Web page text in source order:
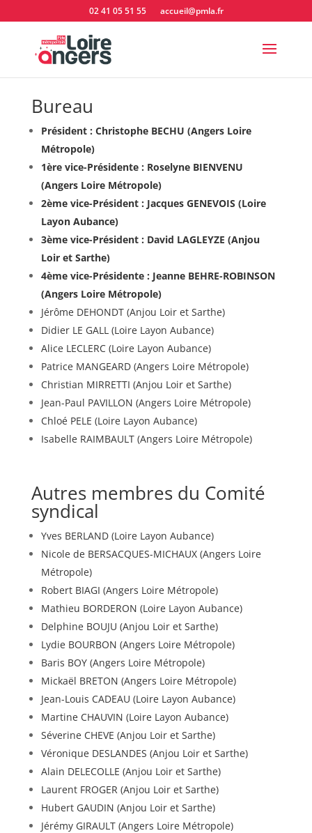
02 41 05 51 55 accueil@pmla.fr
Bureau
Président : Christophe BECHU (Angers Loire
Métropole)
1ère vice-Présidente : Roselyne BIENVENU
(Angers Loire Métropole)
2ème vice-Président : Jacques GENEVOIS (Loire
Layon Aubance)
3ème vice-Président : David LAGLEYZE (Anjou
Loir et Sarthe)
4ème vice-Présidente : Jeanne BEHRE-ROBINSON
(Angers Loire Métropole)
Jérôme DEHONDT (Anjou Loir et Sarthe)
Didier LE GALL (Loire Layon Aubance)
Alice LECLERC (Loire Layon Aubance)
Patrice MANGEARD (Angers Loire Métropole)
Christian MIRRETTI (Anjou Loir et Sarthe)
Jean-Paul PAVILLON (Angers Loire Métropole)
Chloé PELE (Loire Layon Aubance)
Isabelle RAIMBAULT (Angers Loire Métropole)
Autres membres du Comité
syndical
Yves BERLAND (Loire Layon Aubance)
Nicole de BERSACQUES-MICHAUX (Angers Loire
Métropole)
Robert BIAGI (Angers Loire Métropole)
Mathieu BORDERON (Loire Layon Aubance)
Delphine BOUJU (Anjou Loir et Sarthe)
Lydie BOURBON (Angers Loire Métropole)
Baris BOY (Angers Loire Métropole)
Mickaël BRETON (Angers Loire Métropole)
Jean-Louis CADEAU (Loire Layon Aubance)
Martine CHAUVIN (Loire Layon Aubance)
Séverine CHEVE (Anjou Loir et Sarthe)
Véronique DESLANDES (Anjou Loir et Sarthe)
Alain DELECOLLE (Anjou Loir et Sarthe)
Laurent FROGER (Anjou Loir et Sarthe)
Hubert GAUDIN (Anjou Loir et Sarthe)
Jérémy GIRAULT (Angers Loire Métropole)